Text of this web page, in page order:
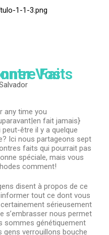
any time you
fait jamais}
être il y a quelque
Ici nous partageons sept
faits qui pourrait pas
spéciale, mais vous
comment!
disent à propos de ce
tout ce dont vous
sérieusement
s’embrasser nous permet
sommes génétiquement
gens verrouillons bouche